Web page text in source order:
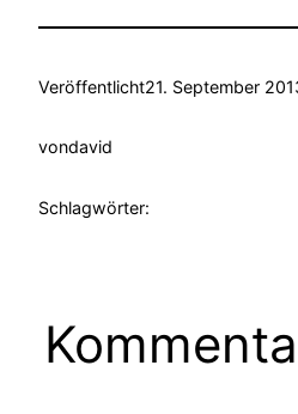
Veröffentlicht21. September
vondavid
Schlagwörter: